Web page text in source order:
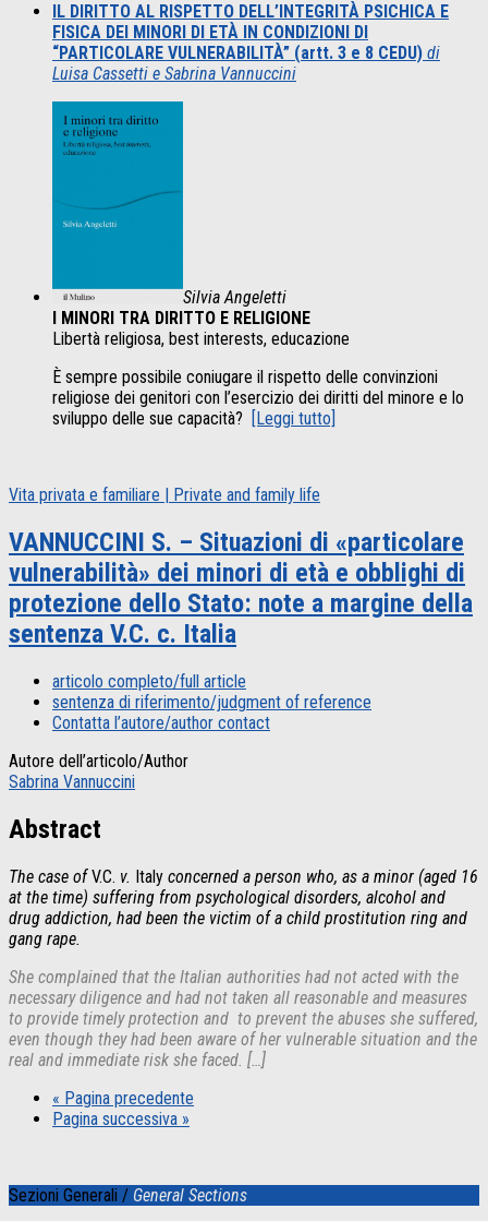
IL DIRITTO AL RISPETTO DELL’INTEGRITÀ PSICHICA E
FISICA DEI MINORI DI ETÀ IN CONDIZIONI DI
“PARTICOLARE VULNERABILITÀ” (artt. 3 e 8 CEDU) di
Luisa Cassetti e Sabrina Vannuccini
Silvia Angeletti
I MINORI TRA DIRITTO E RELIGIONE
Libertà religiosa, best interests, educazione
È sempre possibile coniugare il rispetto delle convinzioni
religiose dei genitori con l’esercizio dei diritti del minore e lo
sviluppo delle sue capacità? [Leggi tutto]
Vita privata e familiare | Private and family life
VANNUCCINI S. – Situazioni di «particolare
vulnerabilità» dei minori di età e obblighi di
protezione dello Stato: note a margine della
sentenza V.C. c. Italia
articolo completo/full article
sentenza di riferimento/judgment of reference
Contatta l’autore/author contact
Autore dell’articolo/Author
Sabrina Vannuccini
Abstract
The case ofV.C. v. Italy concerned a person who, as a minor (aged 16
at the time) suffering from psychological disorders, alcohol and
drug addiction, had been the victim of a child prostitution ring and
gang rape.
She complained that the Italian authorities had not acted with the
necessary diligence and had not taken all reasonable and measures
to provide timely protection and to prevent the abuses she suffered,
even though they had been aware of her vulnerable situation and the
real and immediate risk she faced. […]
« Pagina precedente
Pagina successiva »
Sezioni Generali / General Sections